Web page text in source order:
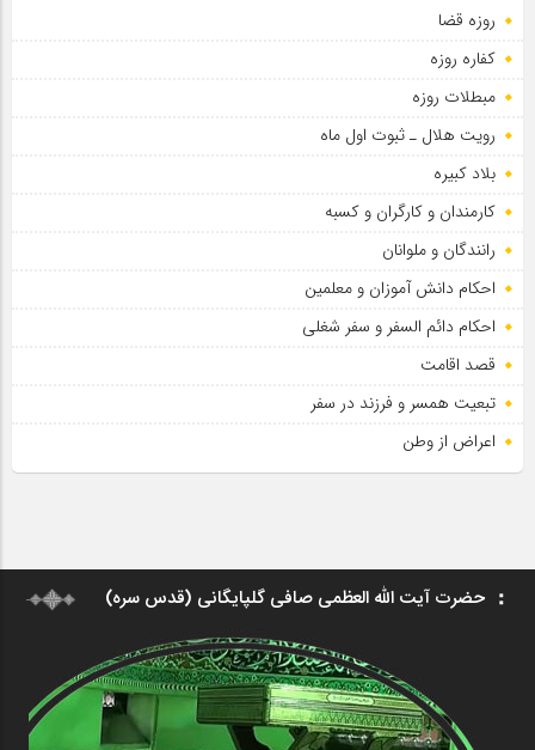
روزه قضا
کفاره روزه
مبطلات روزه
رویت هلال ـ ثبوت اول ماه
بلاد کبیره
کارمندان و کارگران و کسبه
رانندگان و ملوانان
احکام دانش آموزان و معلمین
احکام دائم السفر و سفر شغلی
قصد اقامت
تبعیت همسر و فرزند در سفر
اعراض از وطن
حضرت آیت الله العظمی صافی گلپایگانی (قدس سره)